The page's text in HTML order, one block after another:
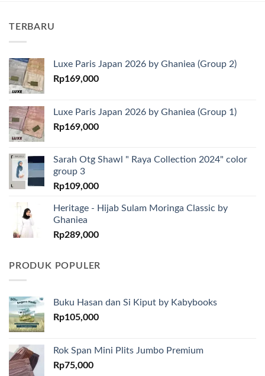
TERBARU
Luxe Paris Japan 2026 by Ghaniea (Group 2)
Rp169,000
Luxe Paris Japan 2026 by Ghaniea (Group 1)
Rp169,000
Sarah Otg Shawl " Raya Collection 2024" color
group 3
Rp109,000
Heritage - Hijab Sulam Moringa Classic by
Ghaniea
Rp289,000
PRODUK POPULER
Buku Hasan dan Si Kiput by Kabybooks
Rp105,000
Rok Span Mini Plits Jumbo Premium
Rp75,000